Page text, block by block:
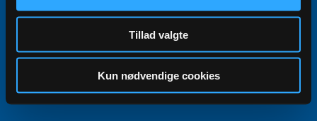
Tillad valgte
Kun nødvendige cookies